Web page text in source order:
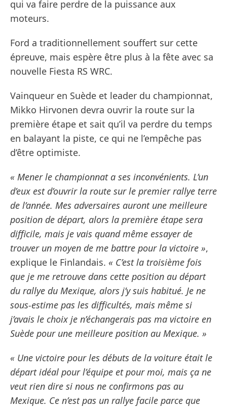
qui va faire perdre de la puissance aux
moteurs.
Ford a traditionnellement souffert sur cette
épreuve, mais espère être plus à la fête avec sa
nouvelle Fiesta RS WRC.
Vainqueur en Suède et leader du championnat,
Mikko Hirvonen devra ouvrir la route sur la
première étape et sait qu’il va perdre du temps
en balayant la piste, ce qui ne l’empêche pas
d’être optimiste.
« Mener le championnat a ses inconvénients. L’un
d’eux est d’ouvrir la route sur le premier rallye terre
de l’année. Mes adversaires auront une meilleure
position de départ, alors la première étape sera
difficile, mais je vais quand même essayer de
trouver un moyen de me battre pour la victoire »,
explique le Finlandais. « C’est la troisième fois
que je me retrouve dans cette position au départ
du rallye du Mexique, alors j’y suis habitué. Je ne
sous-estime pas les difficultés, mais même si
j’avais le choix je n’échangerais pas ma victoire en
Suède pour une meilleure position au Mexique. »
« Une victoire pour les débuts de la voiture était le
départ idéal pour l’équipe et pour moi, mais ça ne
veut rien dire si nous ne confirmons pas au
Mexique. Ce n’est pas un rallye facile parce que